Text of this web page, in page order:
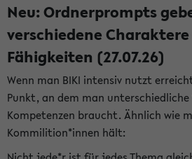
Neu: Ordnerprompts
verschiedene
Fähigkeiten (27.07.26)
Wenn man BIKI intensiv nutzt
Punkt, an dem man
Kompetenzen braucht. Ähnlich wie
Kommilition*innen hält: